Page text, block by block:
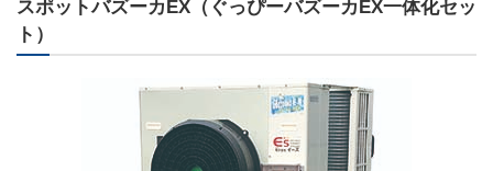
スポットバズーカEX（ぐっぴーバズーカEX一体化セッ
ト）